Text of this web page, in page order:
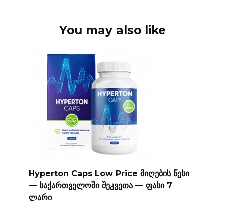
You may also like
Hyperton Caps Low Price მიღების წესი
— საქართველოში შეკვეთა — ფასი 7
ლარი